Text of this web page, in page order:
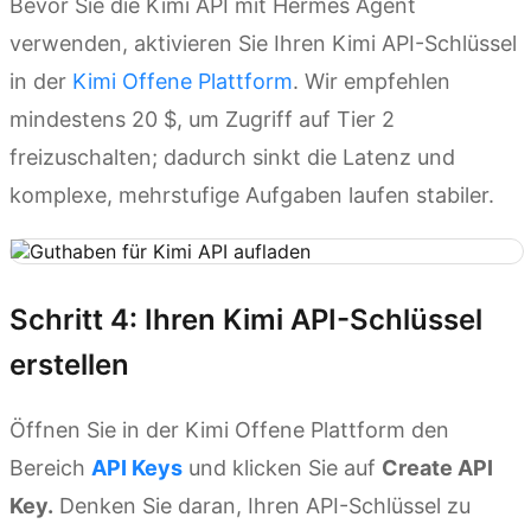
Bevor Sie die Kimi API mit Hermes Agent
verwenden, aktivieren Sie Ihren Kimi API-Schlüssel
in der Kimi Offene Plattform. Wir empfehlen
mindestens 20 $, um Zugriff auf Tier 2
freizuschalten; dadurch sinkt die Latenz und
komplexe, mehrstufige Aufgaben laufen stabiler.
Schritt 4: Ihren Kimi API-Schlüssel
erstellen
Öffnen Sie in der Kimi Offene Plattform den
Bereich API Keys und klicken Sie auf Create API
Key. Denken Sie daran, Ihren API-Schlüssel zu